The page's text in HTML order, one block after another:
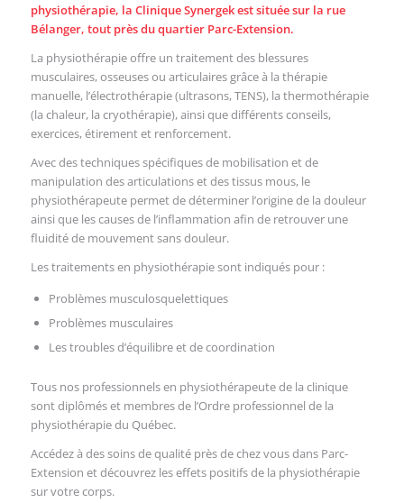
physiothérapie, la Clinique Synergek est située sur la rue
Bélanger, tout près du quartier Parc-Extension.
La physiothérapie offre un traitement des blessures
musculaires, osseuses ou articulaires grâce à la thérapie
manuelle, l’électrothérapie (ultrasons, TENS), la thermothérapie
(la chaleur, la cryothérapie), ainsi que différents conseils,
exercices, étirement et renforcement.
Avec des techniques spécifiques de mobilisation et de
manipulation des articulations et des tissus mous, le
physiothérapeute permet de déterminer l’origine de la douleur
ainsi que les causes de l’inflammation afin de retrouver une
fluidité de mouvement sans douleur.
Les traitements en physiothérapie sont indiqués pour :
Problèmes musculosquelettiques
Problèmes musculaires
Les troubles d’équilibre et de coordination
Tous nos professionnels en physiothérapeute de la clinique
sont diplômés et membres de l’Ordre professionnel de la
physiothérapie du Québec.
Accédez à des soins de qualité près de chez vous dans Parc-
Extension et découvrez les effets positifs de la physiothérapie
sur votre corps.